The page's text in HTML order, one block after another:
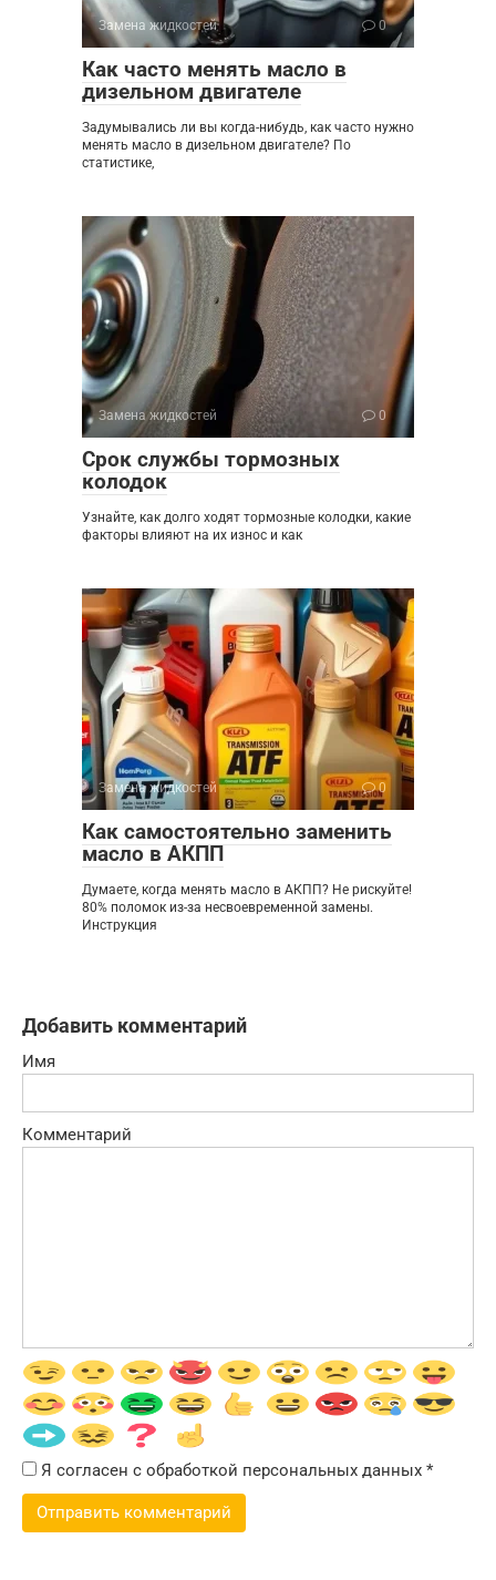
Замена жидкостей 0
Как часто менять масло в
дизельном двигателе
Задумывались ли вы когда-нибудь, как часто нужно
менять масло в дизельном двигателе? По
статистике,
Замена жидкостей 0
Срок службы тормозных
колодок
Узнайте, как долго ходят тормозные колодки, какие
факторы влияют на их износ и как
Замена жидкостей 0
Как самостоятельно заменить
масло в АКПП
Думаете, когда менять масло в АКПП? Не рискуйте!
80% поломок из-за несвоевременной замены.
Инструкция
Добавить комментарий
Имя
Комментарий
Я согласен с обработкой персональных данных *